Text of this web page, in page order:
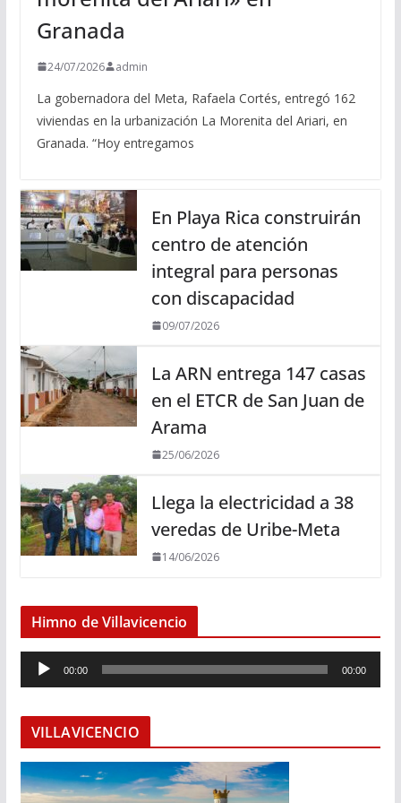
Granada
24/07/2026 admin
La gobernadora del Meta, Rafaela Cortés, entregó 162
viviendas en la urbanización La Morenita del Ariari, en
Granada. “Hoy entregamos
En Playa Rica construirán
centro de atención
integral para personas
con discapacidad
09/07/2026
La ARN entrega 147 casas
en el ETCR de San Juan de
Arama
25/06/2026
Llega la electricidad a 38
veredas de Uribe-Meta
14/06/2026
Himno de Villavicencio
e
o
d
u
00:00 00:00
VILLAVICENCIO